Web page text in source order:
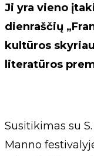
Ji yra vieno
dienraščių
kultūros
literatūros
Susitikimas su
Manno